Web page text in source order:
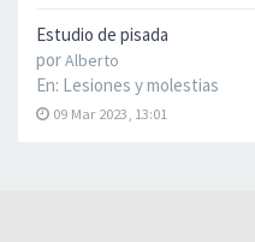
Estudio de pisada
porAlberto
En: Lesiones y molestias
09 Mar 2023, 13:01